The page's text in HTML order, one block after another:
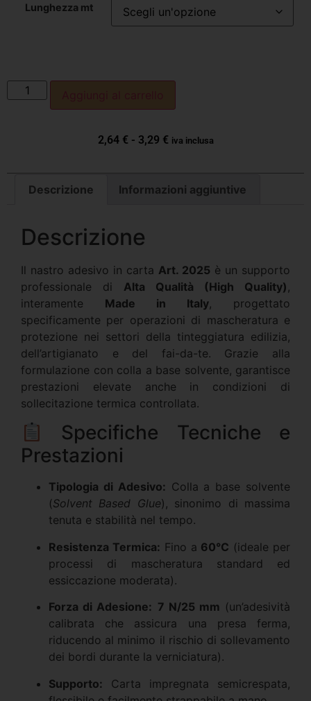
Lunghezza mt
2,64 € - 3,29 € iva inclusa
Descrizione Informazioni aggiuntive
Descrizione
Il nastro adesivo in carta Art. 2025 è un supporto
professionale di Alta Qualità (High Quality) ,
interamente Made in Italy, progettato
specificamente per operazioni di mascheratura e
protezione nei settori della tinteggiatura edilizia,
dell’artigianato e del fai-da-te. Grazie alla
formulazione con colla a base solvente, garantisce
prestazioni elevate anche in condizioni di
sollecitazione termica controllata.
Specifiche Tecniche e
Prestazioni
Tipologia di Adesivo: Colla a base solvente
(Solvent Based Glue), sinonimo di massima
tenuta e stabilità nel tempo.
Resistenza Termica: Fino a 60°C (ideale per
processi di mascheratura standard ed
essiccazione moderata).
Forza di Adesione: 7 N/25 mm (un’adesività
calibrata che assicura una presa ferma,
riducendo al minimo il rischio di sollevamento
dei bordi durante la verniciatura).
Supporto: Carta impregnata semicrespata,